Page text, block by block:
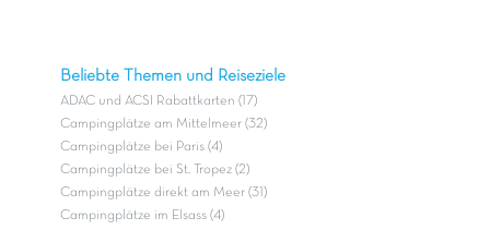
Beliebte Themen und Reiseziele
ADAC und ACSI Rabattkarten (17)
Campingplätze am Mittelmeer (32)
Campingplätze bei Paris (4)
Campingplätze bei St. Tropez (2)
Campingplätze direkt am Meer (31)
Campingplätze im Elsass (4)